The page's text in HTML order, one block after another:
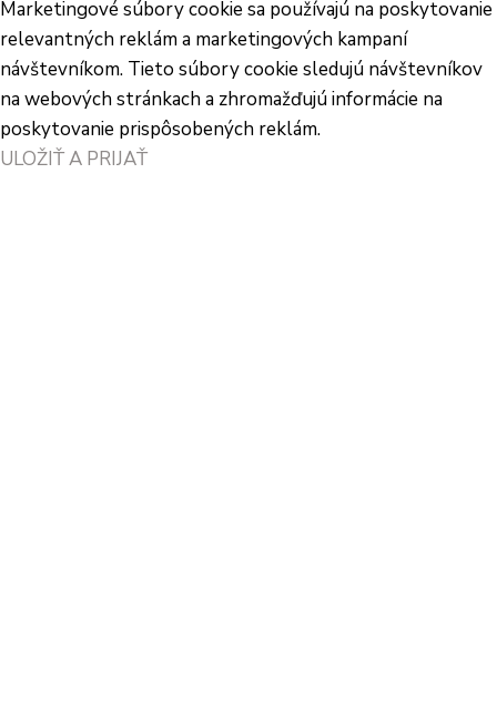
Marketingové súbory cookie sa používajú na poskytovanie
relevantných reklám a marketingových kampaní
návštevníkom. Tieto súbory cookie sledujú návštevníkov
na webových stránkach a zhromažďujú informácie na
poskytovanie prispôsobených reklám.
ULOŽIŤ A PRIJAŤ